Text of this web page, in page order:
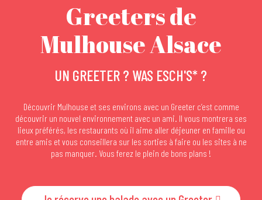
Greeters de
Mulhouse Alsace
UN GREETER ? WAS ESCH'S* ?
Découvrir Mulhouse et ses environs avec un Greeter c’est comme
découvrir un nouvel environnement avec un ami. Il vous montrera ses
lieux préférés, les restaurants où il aime aller déjeuner en famille ou
entre amis et vous conseillera sur les sorties à faire ou les sites à ne
pas manquer. Vous ferez le plein de bons plans !